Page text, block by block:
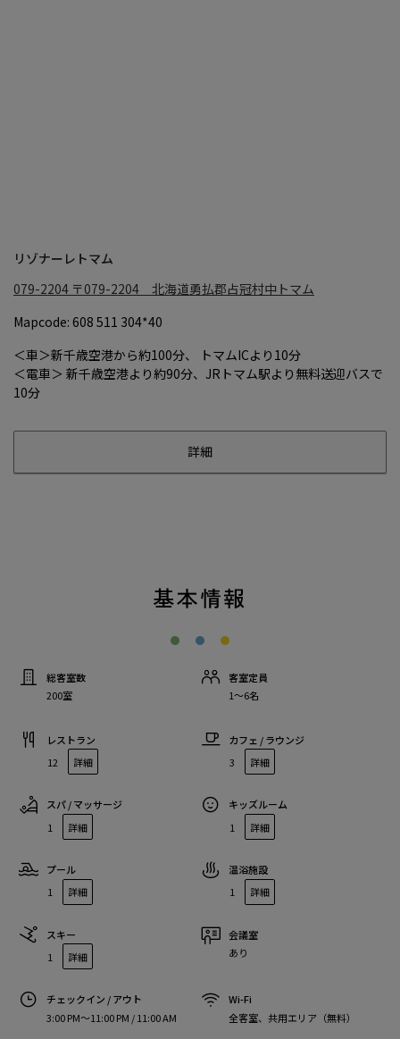
リゾナーレトマム
079-2204 〒079-2204 北海道勇払郡占冠村中トマム
Mapcode: 608 511 304*40
＜車＞新千歳空港から約100分、 トマムICより10分
＜電車＞ 新千歳空港より約90分、JRトマム駅より無料送迎バスで
10分
詳細
基本情報
総客室数
200室
客室定員
1〜6名
レストラン
12
詳細
カフェ / ラウンジ
3
詳細
スパ / マッサージ
1
詳細
キッズルーム
1
詳細
プール
1
詳細
温浴施設
1
詳細
スキー
1
詳細
会議室
あり
チェックイン / アウト
3:00 PM〜11:00 PM / 11:00 AM
Wi-Fi
全客室、共用エリア（無料）